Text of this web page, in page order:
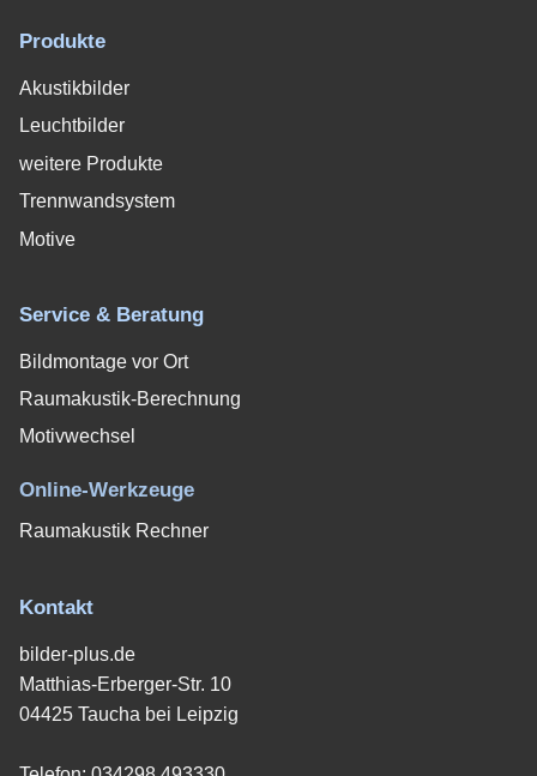
Produkte
Akustikbilder
Leuchtbilder
weitere Produkte
Trennwandsystem
Motive
Service & Beratung
Bildmontage vor Ort
Raumakustik-Berechnung
Motivwechsel
Online-Werkzeuge
Raumakustik Rechner
Kontakt
bilder-plus.de
Matthias-Erberger-Str. 10
04425 Taucha bei Leipzig